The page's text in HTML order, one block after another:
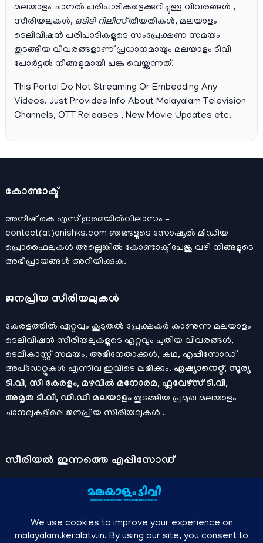
മലയാളം ചാനല്‍ പരിപാടികളെക്കുറിച്ചുള്ള വിവരങ്ങള്‍ ,
സീരിയലുകള്‍, ഒടിടി റിലീസ്തീയതികള്‍, മലയാളം
ടെലിവിഷന്‍ പരിപാടികളുടെ സംപ്രേക്ഷണ സമയം
തുടങ്ങിയ വിവരങ്ങളാണ് പ്രധാനമായും മലയാളം ടിവി
പോര്‍ട്ടല്‍ നിങ്ങളുമായി പങ്കു വെയ്ക്കുന്നത്.
This Portal Do Not Streaming Or Embedding Any
Videos. Just Provides Info About Malayalam Television
Channels, OTT Releases , New Movie Updates etc.
കോണ്ടാക്ട്
അനീഷ്‌ കെ എസ് ഇമെയില്‍വിലാസം –
contact(at)anishks.com ഞങ്ങളുടെ സോഷ്യല്‍ മീഡിയ
പ്രൊഫൈലുകള്‍ അല്ലെങ്കില്‍ കോണ്ടാക്ട്പേജു വഴി നിങ്ങളുടെ
അഭിപ്രായങ്ങള്‍ അറിയിക്കുക.
ജനപ്രിയ സീരിയലുകള്‍
കേരളത്തിൽ ഏറ്റവും കൂടുതൽ പ്രേക്ഷകർ കാണുന്ന മലയാളം
ടെലിവിഷൻ സീരിയലുകളുടെ ഏറ്റവും പുതിയ വിവരങ്ങൾ,
ടെലികാസ്റ്റ് സമയം, അഭിനേതാക്കൾ, കഥ, എപ്പിസോഡ്
അപ്ഡേറ്റുകൾ എന്നിവ ഇവിടെ ലഭിക്കും. ഏഷ്യാനെറ്റ്, സൂര്യ
ടി.വി, സീ കേരളം, മഴവിൽ മനോരമ, ഫ്ലവേഴ്സ് ടി.വി,
അമൃത ടി.വി, ഡി.ഡി മലയാളം തുടങ്ങിയ പ്രമുഖ മലയാളം
ചാനലുകളിലെ ജനപ്രിയ സീരിയലുകൾ .
സീരിയല്‍ ഇന്നത്തെ എപ്പിസോഡ്
ചാനലുകളുടെ ഔദ്യോഗിക മൊബൈല്‍ ആപ്പുകള്‍ , ഒഫിഷ്യല്‍
യൂട്യൂബ് ചാനല്‍ ഇവ ഉപയോഗപ്പെടുത്തി കഴിഞ്ഞുപോയ
മനോരമ മാക്സ് , സണ്‍ നെക്സ്റ്റ്, സോണി ലിവ് , നെറ്റ് ഫ്ലിക്സ്